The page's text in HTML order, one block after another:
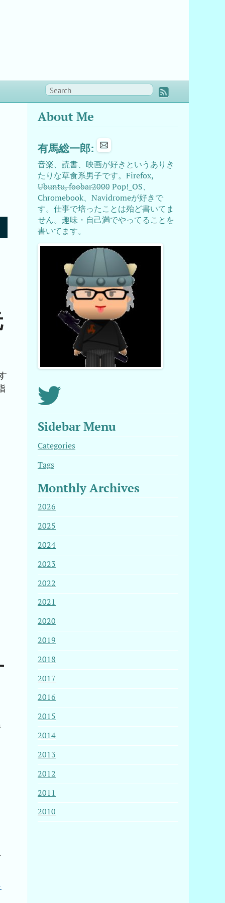
About Me
有馬総一郎:
音楽、読書、映画が好きというありき
たりな草食系男子です。Firefox,
Ubuntu, foobar2000Pop!_OS、
Chromebook、Navidromeが好きで
す。仕事で培ったことは殆ど書いてま
せん。趣味・自己満でやってることを
書いてます。
Sidebar Menu
Categories
Tags
Monthly Archives
2026
2025
2024
2023
2022
2021
2020
2019
2018
2017
2016
2015
2014
2013
2012
2011
2010